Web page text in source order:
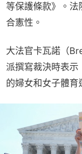
等保護條款》。
合憲性。
大法官卡瓦諾（
派撰寫裁決時表
的婦女和女子體育